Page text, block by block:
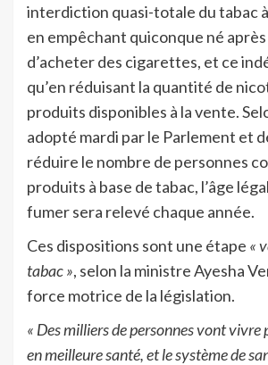
interdiction quasi-totale du tabac
en empêchant quiconque né
d’acheter des cigarettes, et ce
qu’en réduisant la quantité de
produits disponibles à la vente.
adopté mardi par le Parlement et
réduire le nombre de personnes
produits à base de tabac, l’âge
fumer sera relevé chaque année.
Ces dispositions sont une étape «
tabac », selon la ministre Ayesha
force motrice de la législation.
« Des milliers de personnes vont vivre
en meilleure santé, et le système de